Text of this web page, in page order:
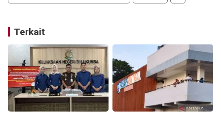
Terkait